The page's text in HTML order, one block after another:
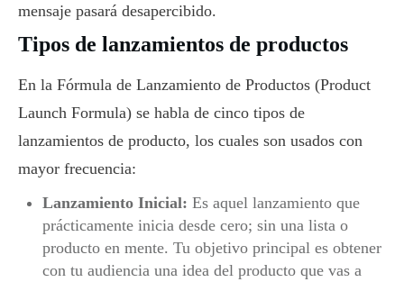
mensaje pasará desapercibido.
Tipos de lanzamientos de productos
En la Fórmula de Lanzamiento de Productos (Product
Launch Formula) se habla de cinco tipos de
lanzamientos de producto, los cuales son usados con
mayor frecuencia:
Lanzamiento Inicial: Es aquel lanzamiento que
prácticamente inicia desde cero; sin una lista o
producto en mente. Tu objetivo principal es obtener
con tu audiencia una idea del producto que vas a